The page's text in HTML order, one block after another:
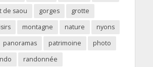
de saou gorges
grotte
montagne nature
nyons
panoramas patrimoine
photo
randonnée